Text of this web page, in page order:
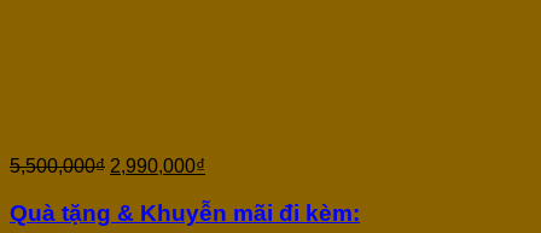
5,500,000₫ 2,990,000₫
Quà tặng & Khuyễn mãi đi kèm: